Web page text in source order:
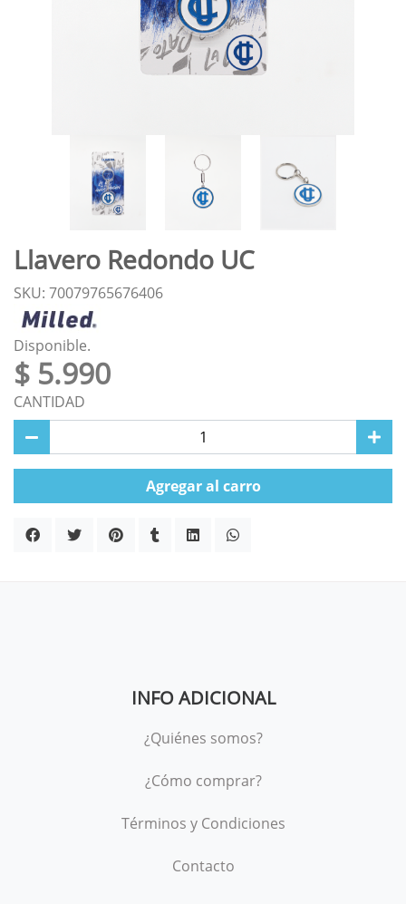
Llavero Redondo UC
SKU: 70079765676406
Disponible.
$ 5.990
CANTIDAD
Agregar al carro
INFO ADICIONAL
¿Quiénes somos?
¿Cómo comprar?
Términos y Condiciones
Contacto